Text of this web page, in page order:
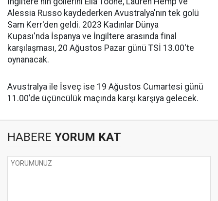
Alessia Russo kaydederken Avustralya'nın tek golü
Sam Kerr'den geldi. 2023 Kadınlar Dünya
Kupası'nda İspanya ve İngiltere arasında final
karşılaşması, 20 Ağustos Pazar günü TSİ 13.00'te
oynanacak.
Avustralya ile İsveç ise 19 Ağustos Cumartesi günü
11.00'de üçüncülük maçında karşı karşıya gelecek.
HABERE YORUM KAT